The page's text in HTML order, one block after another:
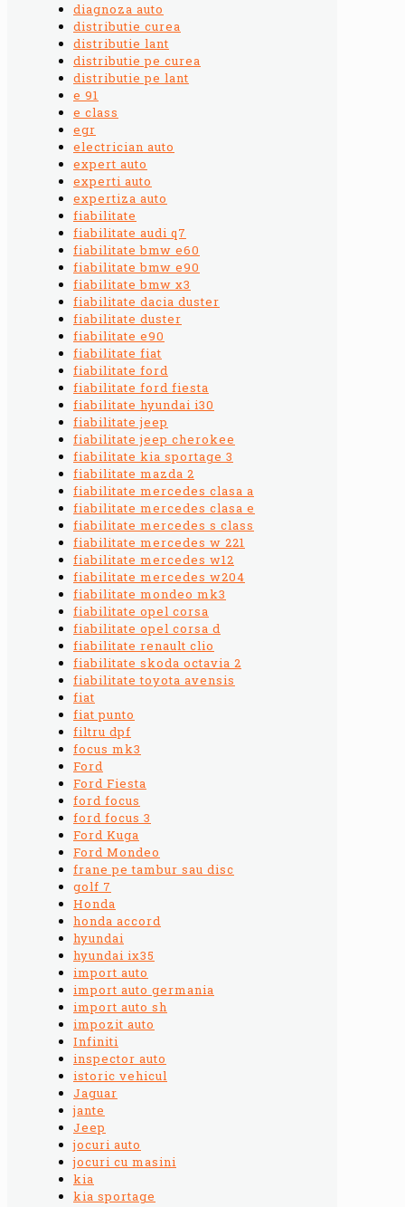
diagnoza auto
distributie curea
distributie lant
distributie pe curea
distributie pe lant
e 91
e class
egr
electrician auto
expert auto
experti auto
expertiza auto
fiabilitate
fiabilitate audi q7
fiabilitate bmw e60
fiabilitate bmw e90
fiabilitate bmw x3
fiabilitate dacia duster
fiabilitate duster
fiabilitate e90
fiabilitate fiat
fiabilitate ford
fiabilitate ford fiesta
fiabilitate hyundai i30
fiabilitate jeep
fiabilitate jeep cherokee
fiabilitate kia sportage 3
fiabilitate mazda 2
fiabilitate mercedes clasa a
fiabilitate mercedes clasa e
fiabilitate mercedes s class
fiabilitate mercedes w 221
fiabilitate mercedes w12
fiabilitate mercedes w204
fiabilitate mondeo mk3
fiabilitate opel corsa
fiabilitate opel corsa d
fiabilitate renault clio
fiabilitate skoda octavia 2
fiabilitate toyota avensis
fiat
fiat punto
filtru dpf
focus mk3
Ford
Ford Fiesta
ford focus
ford focus 3
Ford Kuga
Ford Mondeo
frane pe tambur sau disc
golf 7
Honda
honda accord
hyundai
hyundai ix35
import auto
import auto germania
import auto sh
impozit auto
Infiniti
inspector auto
istoric vehicul
Jaguar
jante
Jeep
jocuri auto
jocuri cu masini
kia
kia sportage